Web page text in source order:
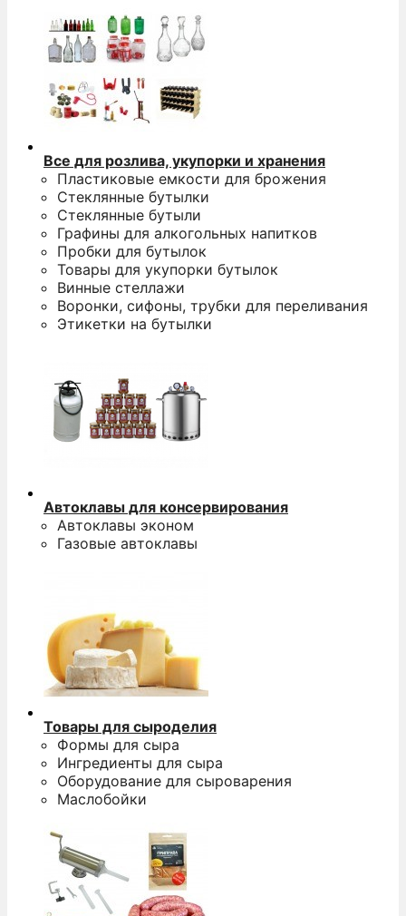
Все для розлива, укупорки и хранения
Пластиковые емкости для брожения
Стеклянные бутылки
Стеклянные бутыли
Графины для алкогольных напитков
Пробки для бутылок
Товары для укупорки бутылок
Винные стеллажи
Воронки, сифоны, трубки для переливания
Этикетки на бутылки
Автоклавы для консервирования
Автоклавы эконом
Газовые автоклавы
Товары для сыроделия
Формы для сыра
Ингредиенты для сыра
Оборудование для сыроварения
Маслобойки